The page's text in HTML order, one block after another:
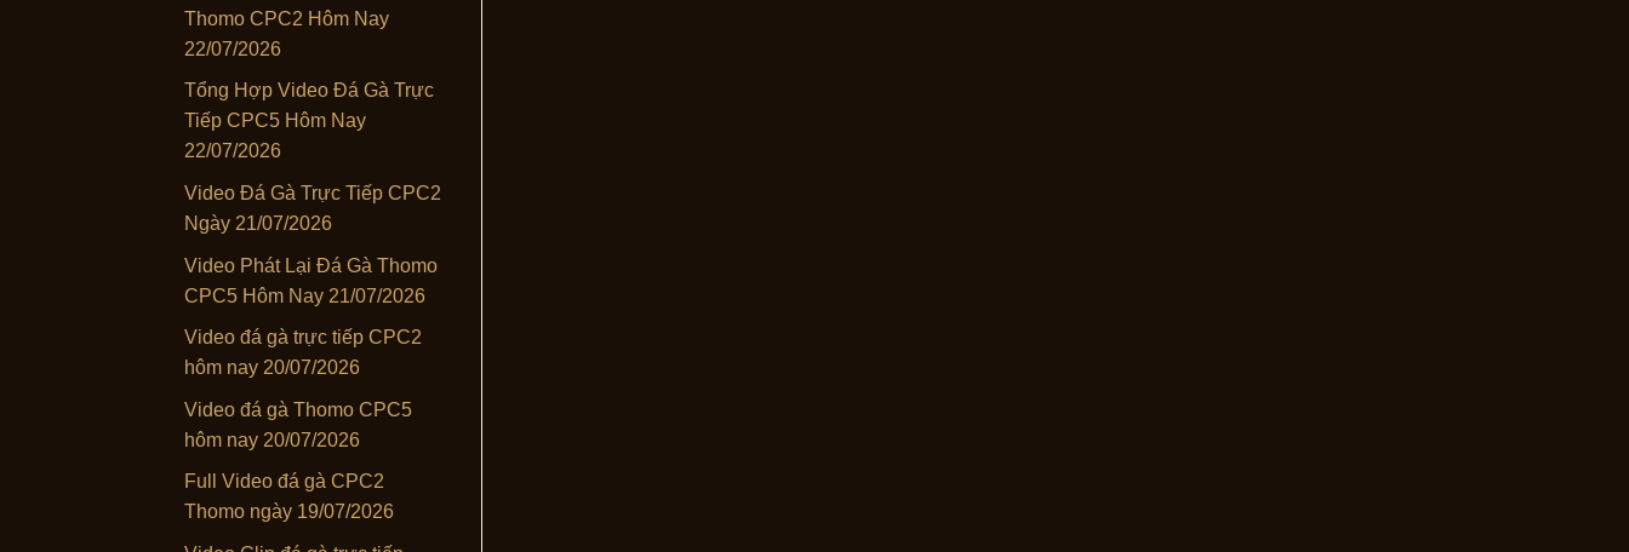
Thomo CPC2 Hôm Nay
22/07/2026
Tổng Hợp Video Đá Gà Trực
Tiếp CPC5 Hôm Nay
22/07/2026
Video Đá Gà Trực Tiếp CPC2
Ngày 21/07/2026
Video Phát Lại Đá Gà Thomo
CPC5 Hôm Nay 21/07/2026
Video đá gà trực tiếp CPC2
hôm nay 20/07/2026
Video đá gà Thomo CPC5
hôm nay 20/07/2026
Full Video đá gà CPC2
Thomo ngày 19/07/2026